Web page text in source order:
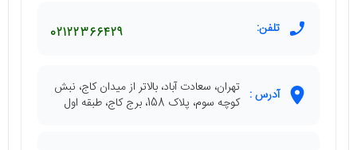
تلفن: 02122366429
آدرس : تهران، سعادت آباد، بالاتر از میدان کاج، نبش
کوچه سوم، پلاک 158، برج کاج، طبقه اول